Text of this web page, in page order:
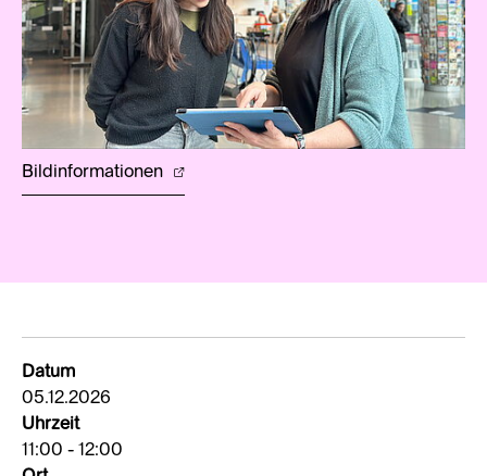
Bildinformationen
Datum
05.12.2026
Uhrzeit
11:00 - 12:00